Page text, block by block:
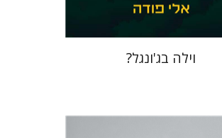
וילה בג'ונגל?